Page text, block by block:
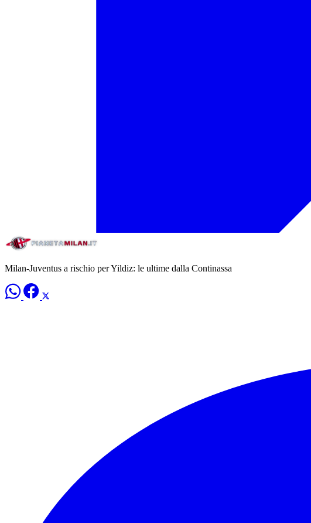
Milan-Juventus a rischio per Yildiz: le ultime dalla Continassa